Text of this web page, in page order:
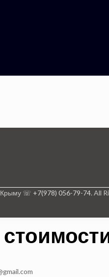
Крыму ☏ +7(978) 056-79-74. All